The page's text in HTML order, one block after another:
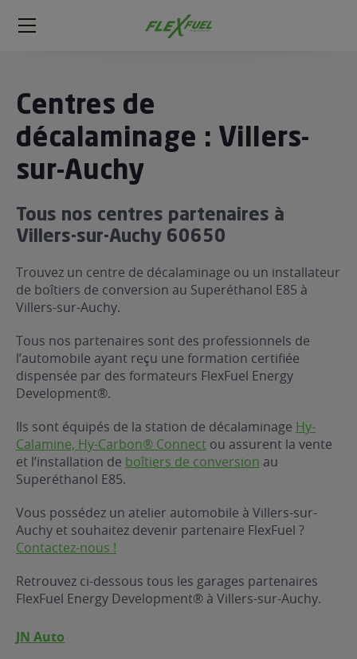
FlexFuel
Méga
le Décalaminage
?
gratuit
du carburant avec
le Superéthanol
?
de mon
Centres de
décalaminage : Villers-
sur-Auchy
Tous nos centres partenaires à
Villers-sur-Auchy 60650
Trouvez un centre de décalaminage ou un installateur
de boîtiers de conversion au Superéthanol E85 à
Villers-sur-Auchy.
Tous nos partenaires sont des professionnels de
l’automobile ayant reçu une formation certifiée
dispensée par des formateurs FlexFuel Energy
Development®.
Ils sont équipés de la station de décalaminage Hy-
Calamine, Hy-Carbon® Connect ou assurent la vente
et l’installation de boîtiers de conversion au
Superéthanol E85.
Vous possédez un atelier automobile à Villers-sur-
Auchy et souhaitez devenir partenaire FlexFuel ?
Contactez-nous !
Retrouvez ci-dessous tous les garages partenaires
FlexFuel Energy Development® à Villers-sur-Auchy.
JN Auto